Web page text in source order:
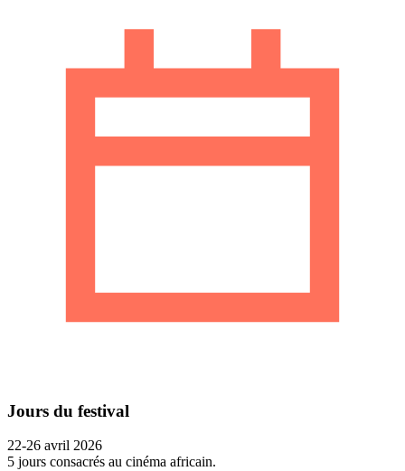
Jours du festival
22-26 avril 2026
5 jours consacrés au cinéma africain.